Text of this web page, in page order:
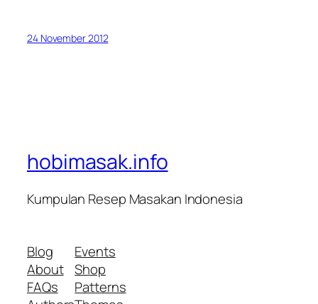
24 November 2012
hobimasak.info
Kumpulan Resep Masakan Indonesia
Blog
About
FAQs
Events
Shop
Patterns